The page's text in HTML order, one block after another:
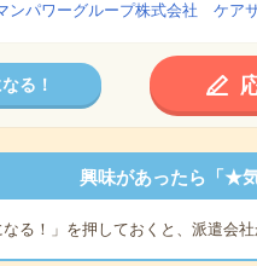
ンパワーグループ株式会社 ケア
る！
興味があったら「★
なる！」を押しておくと、派遣会社